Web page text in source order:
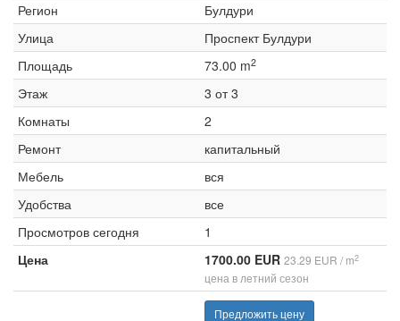
Регион
Булдури
Улица
Проспект Булдури
Площадь
73.00 m2
Этаж
3 от 3
Комнаты
2
Ремонт
капитальный
Мебель
вся
Удобства
все
Просмотров сегодня
1
Цена
1700.00 EUR 23.29 EUR / m2
цена в летний сезон
Предложить цену